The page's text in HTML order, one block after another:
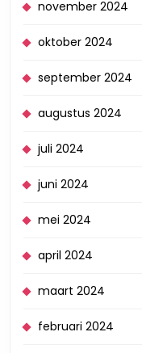
november 2024
oktober 2024
september 2024
augustus 2024
juli 2024
juni 2024
mei 2024
april 2024
maart 2024
februari 2024